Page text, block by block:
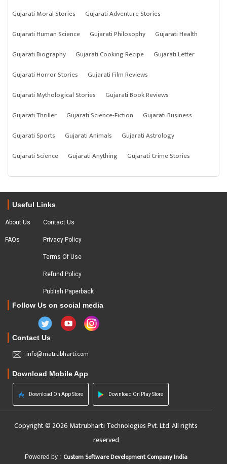
Gujarati Moral Stories
Gujarati Adventure Stories
Gujarati Human Science
Gujarati Philosophy
Gujarati Health
Gujarati Biography
Gujarati Cooking Recipe
Gujarati Letter
Gujarati Horror Stories
Gujarati Film Reviews
Gujarati Mythological Stories
Gujarati Book Reviews
Gujarati Thriller
Gujarati Science-Fiction
Gujarati Business
Gujarati Sports
Gujarati Animals
Gujarati Astrology
Gujarati Science
Gujarati Anything Gujarati Crime Stories
Useful Links
About Us
FAQs
Contact Us
Privacy Policy
Terms Of Use
Refund Policy
Publish Paperback
Follow Us on social media
Contact Us
info@matrubharti.com
Download Mobile App
Download On App Store Download On Play Store
Copyright © 2026 Matrubharti Technologies Pvt. Ltd. All rights
reserved
Powered by : Custom Software Development Company India